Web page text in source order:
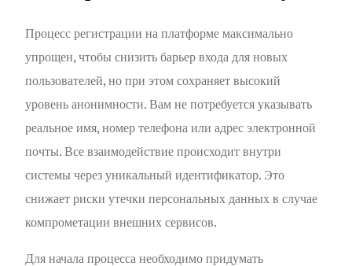
Процесс регистрации на платформе максимально
упрощен, чтобы снизить барьер входа для новых
пользователей, но при этом сохраняет высокий
уровень анонимности. Вам не потребуется указывать
реальное имя, номер телефона или адрес электронной
почты. Все взаимодействие происходит внутри
системы через уникальный идентификатор. Это
снижает риски утечки персональных данных в случае
компрометации внешних сервисов.
Для начала процесса необходимо придумать